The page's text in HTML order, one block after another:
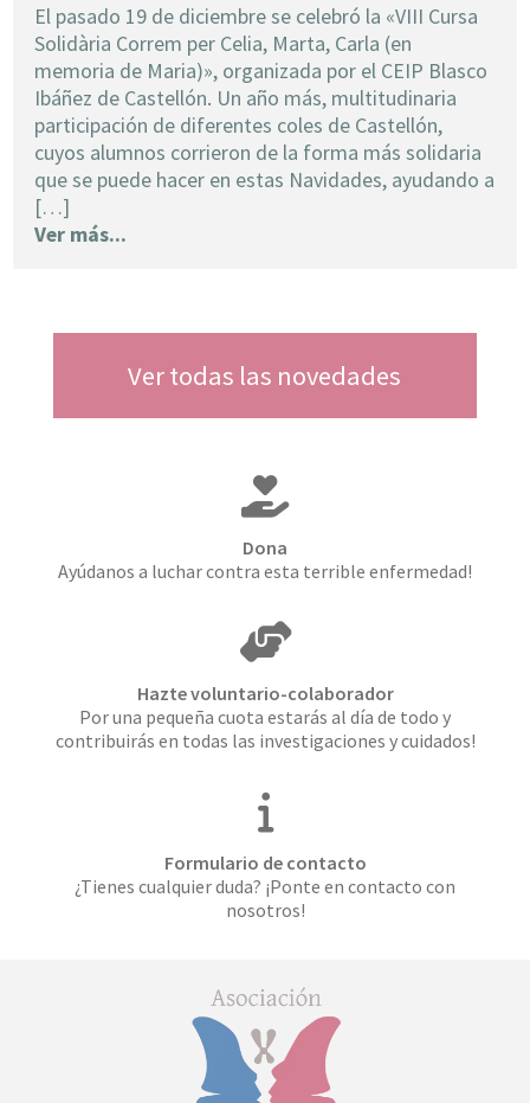
El pasado 19 de diciembre se celebró la «VIII Cursa
Solidària Correm per Celia, Marta, Carla (en
memoria de Maria)», organizada por el CEIP Blasco
Ibáñez de Castellón. Un año más, multitudinaria
participación de diferentes coles de Castellón,
cuyos alumnos corrieron de la forma más solidaria
que se puede hacer en estas Navidades, ayudando a
[…]
Ver más...
Ver todas las novedades
Dona
Ayúdanos a luchar contra esta terrible enfermedad!
Hazte voluntario-colaborador
Por una pequeña cuota estarás al día de todo y
contribuirás en todas las investigaciones y cuidados!
Formulario de contacto
¿Tienes cualquier duda? ¡Ponte en contacto con
nosotros!